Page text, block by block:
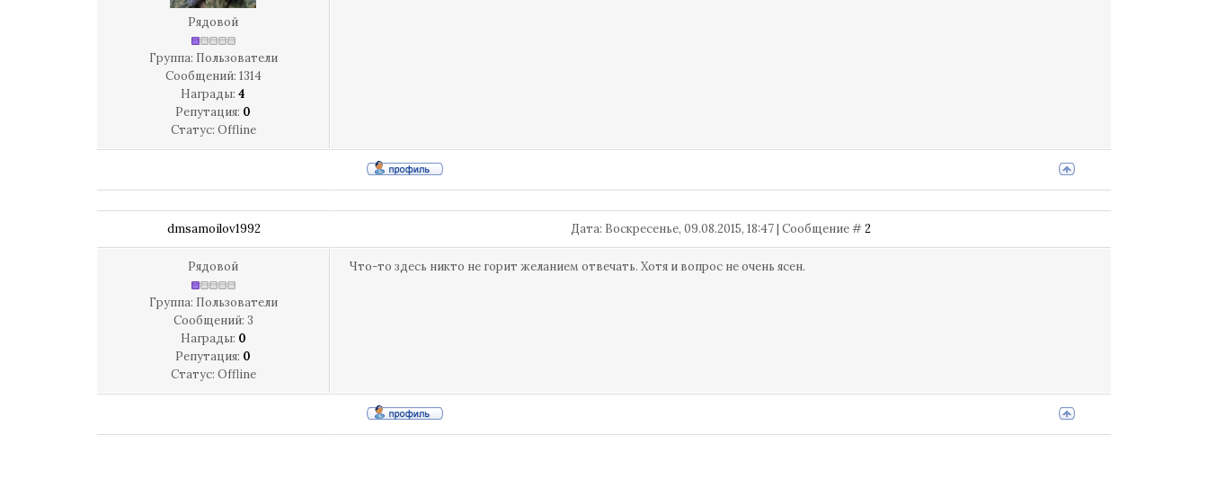
Рядовой
Группа: Пользователи
Сообщений: 1314
Награды: 4
Репутация: 0
Статус: Offline
dmsamoilov1992 Дата: Воскресенье, 09.08.2015, 18:47 | Сообщение #2
Рядовой
Группа: Пользователи
Сообщений: 3
Награды: 0
Репутация: 0
Статус: Offline
Что-то здесь никто не горит желанием отвечать. Хотя и вопрос не очень ясен.